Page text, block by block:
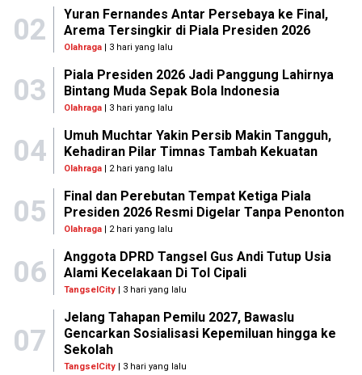
02
Yuran Fernandes Antar Persebaya ke Final,
Arema Tersingkir di Piala Presiden 2026
Olahraga| 3 hari yang lalu
03
Piala Presiden 2026 Jadi Panggung Lahirnya
Bintang Muda Sepak Bola Indonesia
Olahraga| 3 hari yang lalu
04
Umuh Muchtar Yakin Persib Makin Tangguh,
Kehadiran Pilar Timnas Tambah Kekuatan
Olahraga| 2 hari yang lalu
05
Final dan Perebutan Tempat Ketiga Piala
Presiden 2026 Resmi Digelar Tanpa Penonton
Olahraga| 2 hari yang lalu
06
Anggota DPRD Tangsel Gus Andi Tutup Usia
Alami Kecelakaan Di Tol Cipali
TangselCity| 3 hari yang lalu
07
Jelang Tahapan Pemilu 2027, Bawaslu
Gencarkan Sosialisasi Kepemiluan hingga ke
Sekolah
TangselCity| 3 hari yang lalu